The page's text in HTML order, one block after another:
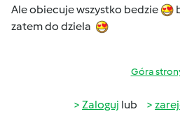
Ale obiecuje wszystko bedzie
zatem do dziela
Góra
Zaloguj lub